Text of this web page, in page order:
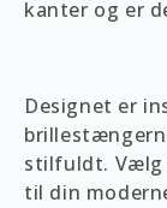
kanter og er
Designet er
stilfuldt. Vælg
til din